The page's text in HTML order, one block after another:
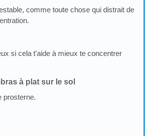
comme toute chose qui distrait de
si cela t'aide à mieux te concentrer
à plat sur le sol
prosterne.